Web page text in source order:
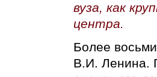
вуза, как
центра.
Более
В.И. Ленина.